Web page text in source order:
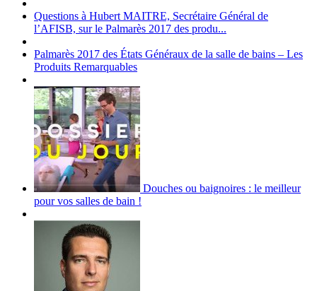
Questions à Hubert MAITRE, Secrétaire Général de
l’AFISB, sur le Palmarès 2017 des produ...
Palmarès 2017 des États Généraux de la salle de bains – Les
Produits Remarquables
Douches ou baignoires : le meilleur
pour vos salles de bain !